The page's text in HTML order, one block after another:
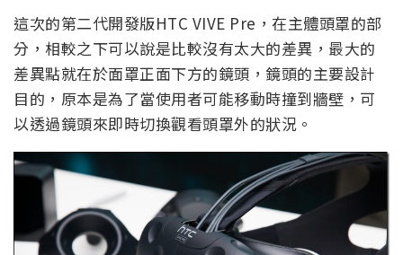
這次的第二代開發版HTC VIVE Pre，在主體頭罩的部
分，相較之下可以說是比較沒有太大的差異，最大的
差異點就在於面罩正面下方的鏡頭，鏡頭的主要設計
目的，原本是為了當使用者可能移動時撞到牆壁，可
以透過鏡頭來即時切換觀看頭罩外的狀況。